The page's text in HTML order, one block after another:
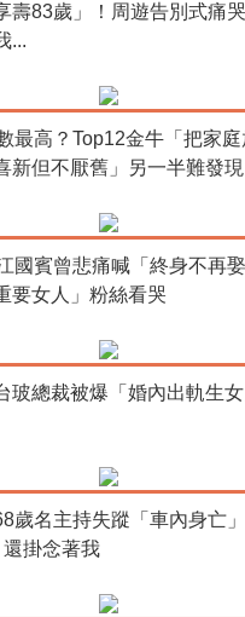
壽83歲」！周遊告別式痛
...
最高？Top12金牛「把家
但不厭舊」另一半難發現
國賓曾悲痛喊「終身不再
要女人」粉絲看哭
玻總裁被爆「婚內出軌生
歲名主持失蹤「車內身亡
還掛念著我